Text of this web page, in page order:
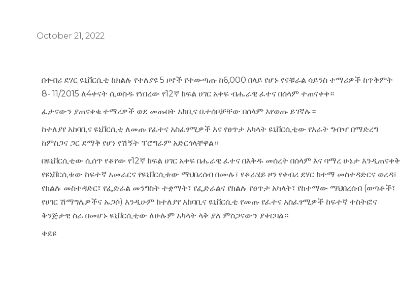
October 21, 2022
በቀብሪ ደሃር ዩኒቨርሲቲ ከክልሉ የተለያዩ 5 ዞኖች የተውጣጡ ከ6,000 በላይ የሆኑ የናቹራል ሳይንስ ተማሪዎች ከጥቅምት
8- 11/2015 ለ4ቀናት ሲወስዱ የነበረው የ12ኛ ክፍል ሀገር አቀፍ ብሔራዊ ፈተና በሰላም ተጠናቀቀ።
ፈታናውን ያጠናቀቁ ተማሪዎች ወደ መጡበት አከቢና ቤተሰቦቻቸው በሰላም እየወጡ ይገኛሉ።
ከተለያየ አከባቢና ዩኒቨርሲቲ ለመጡ የፈተና አስፈፃሚዎች እና የፀጥታ አካላት ዩኒቨርሲቲው የእራት ግብዣ በማድረግ
ከምስጋና ጋር ደማቅ የሆነ የሽኝት ፕሮግራም አድርጎላቸዋል።
በዩኒቨርሲቲው ሲሰጥ የቆየው የ12ኛ ክፍል ሀገር አቀፍ በሔራዊ ፈተና በእቅዱ መሰረት በሰላም እና ባማረ ሁኔታ እንዲጠናቀቅ
የዩኒቨርሲቱው ከፍተኛ አመራርና የዩኒቨርሲቱው ማህበረሰብ በሙሉ፣ የቆራሄይ ዞን የቀብሪ ደሃር ከተማ መስተዳድርና ወረዳ፣
የክልሉ መስተዳድር፣ የፌድራል መንግስት ተቋማት፣ የፌድራልና የክልሉ የፀጥታ አካላት፣ የከተማው ማህበረሰብ (ወጣቶች፣
የሀገር ሽማግሌዎችና ኡጋሶ) እንዲሁም ከተለያየ አከባቢና ዩኒቨርሲቲ የመጡ የፈተና አስፈፃሚዎች ከፍተኛ ተስትፎና
ቅንጅታዊ ስራ በመሆኑ ዩኒቨርሲቲው ለሁሉም አካላት ላቅ ያለ ምስጋናውን ያቀርባል።
ቀደዩ